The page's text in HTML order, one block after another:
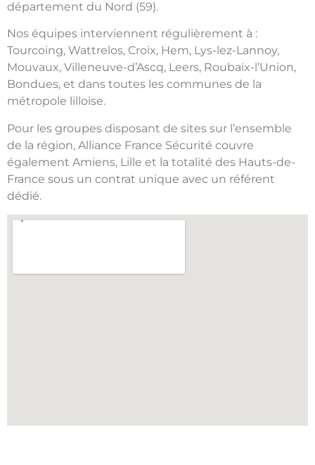
département du Nord (59).
Nos équipes interviennent régulièrement à :
Tourcoing, Wattrelos, Croix, Hem, Lys-lez-Lannoy,
Mouvaux, Villeneuve-d’Ascq, Leers, Roubaix-l’Union,
Bondues, et dans toutes les communes de la
métropole lilloise.
Pour les groupes disposant de sites sur l’ensemble
de la région, Alliance France Sécurité couvre
également Amiens, Lille et la totalité des Hauts-de-
France sous un contrat unique avec un référent
dédié.